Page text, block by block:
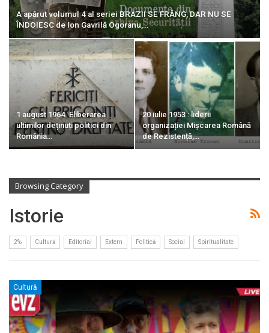
A apărut volumul 4 al seriei BRAZII SE FRÂNG, DAR NU SE
ÎNDOIESC de Ion Gavrilă Ogoranu,…
1 august 1964. Eliberarea
ultimilor deținuți politici din
România…
20 iulie 1953 : liderii
organizației Mișcarea Română
de Rezistență,…
Browsing Category
Istorie
2% Cultură Editorial Extern Politică Social Spiritualitate
Cultură